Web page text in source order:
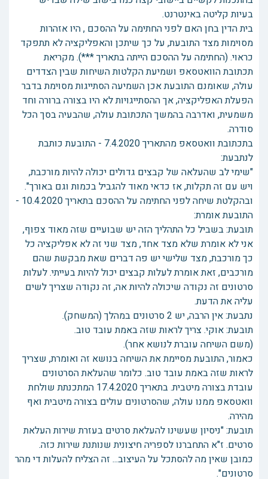
בעיות קליטה באינטרנט.
בית הדין בחן האם לפני החתימה על ההסכם , היו אזהרות
מסוימות מצד התובעת, על כך שיתכן והאפליקציה לא תתפקד
כראוי. (החתימה על ההסכם הייתה בתאריך ***). מקריאת
תכתובת הוואטסאפ ושמיעת הקלטות השיחות שבין הצדדים
עולה, שאומנם התובעת אכן השמיעה הסתייגות מסוימת בדבר
הפעלת האפליקציה, אך ההסתייגויות לא היו בצורה ברורה וחד
משמעית, ואדרבה בהמשך התכתובת עולה, שהבעיה בסך הכל
סודרה.
בתכתובת וואטסאפ מהתאריך 7.4.2020 - התובעת כותבת
לנתבעת:
"שימי לב שהעלאה של קבצים גדולים יכולה להיות מורכבת,
ויש עם זה תקלות, אז כדאי מאוד להגביל בכמות וגם באורך".
ובהקלטת שיחה לפני החתימה על ההסכם בתאריך 10.4.2020 -
התובעת אומרת:
תובעת: בשביל כל התהליך הזה יש שבועיים שזה מאוד צפוף,
אני לא אומרת שלא מצד אחד, מצד שני זה לא אפליקציה כל
כך מורכבת, מצד שלישי יש פה דברים שאת מבקשת שהם
מורכבים, זאת אומרת לעלות קבצים יכול להיות בעייתי. לעלות
סרטונים זה נקודה שיכולה להיות אה, זה נקודה שצריך לשים
עליה את הדעת.
נתבעת: אין הרבה, יש 2 סרטונים במהלך (המשחק).
תובעת: אוקי. צריך לראות שזה באמת עובד טוב.
(משם השיחה עוברת לנושא אחר).
כאמור, התובעת מסיימת את השיחה בנושא זה ואומרת, שצריך
לראות שזה באמת עובד טוב. כלומר שהעלאת הסרטונים
עובדת בצורה מיטבית. בתאריך 17.4.2020 המתכנתת שולחת
וואטסאפ ממנו עולה, שהסרטונים עולים בצורה מיטבית ואף
מהירה.
תובעת: "ניסיון שעשינו להעלאת סרטים בעזרת שירות העלאת
סרטים. ז"א התחברנו לספריה חיצונית שנותנת שירות כזה.
כמובן שאין מה להסתכל על העיצוב... זה הצליח להעלות די מהר
סרטונים".